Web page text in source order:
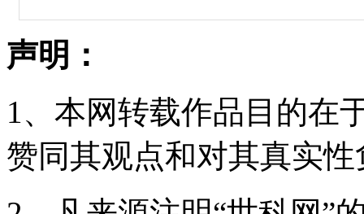
声明：
1、本网转载作品目的在
赞同其观点和对其真实性